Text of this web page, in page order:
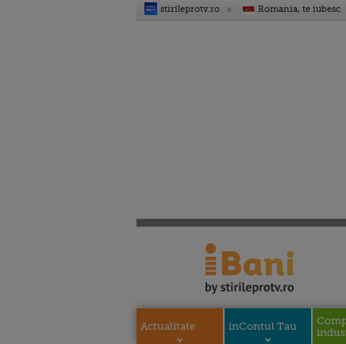
stirileprotv.ro Romania, te iubesc
Actualitate inContul Tau